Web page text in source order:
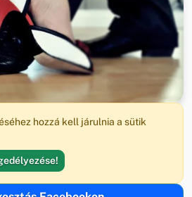
hozzá kell járulnia a sütik